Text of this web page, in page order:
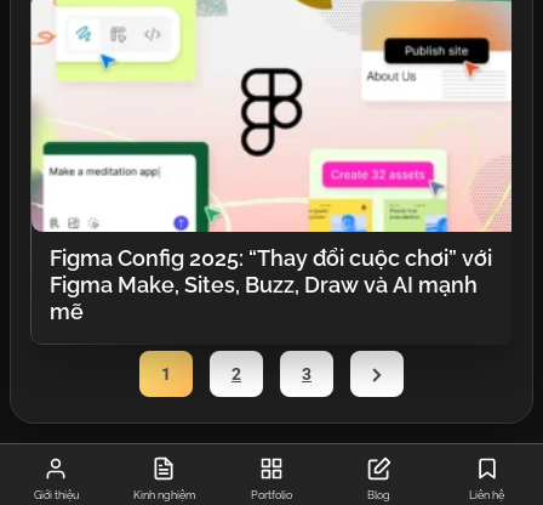
Figma Config 2025: “Thay đổi cuộc chơi” với
Figma Make, Sites, Buzz, Draw và AI mạnh
mẽ
Pagination
1 2 3
Next
Page
Giới thiệu Kinh nghiệm Portfolio Blog Liên hệ